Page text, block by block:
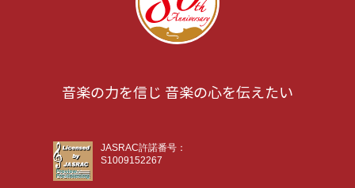
音楽の力を信じ 音楽の心を伝えたい
JASRAC許諾番号：
S1009152267